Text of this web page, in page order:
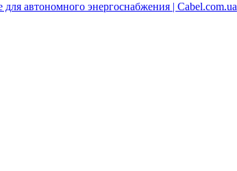
автономного энергоснабжения | Cabel.com.ua